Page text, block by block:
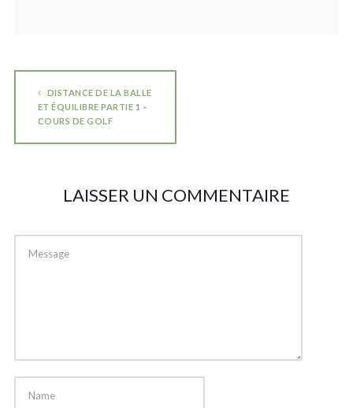
DISTANCE DE LA BALLE
ET ÉQUILIBRE PARTIE 1 –
COURS DE GOLF
LAISSER UN COMMENTAIRE